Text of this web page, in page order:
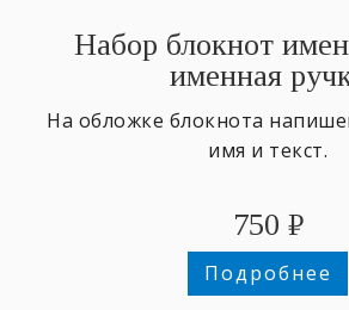
Набор блокнот
именная
На обложке блокнота
имя и текст.
750 ₽
Подробнее